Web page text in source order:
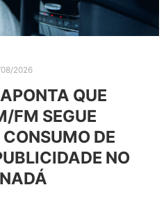
2026
QUE
FM SEGUE
DE
NO